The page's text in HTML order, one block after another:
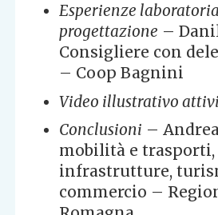
Esperienze
progettazione –
Consigliere con
– Coop Bagnini
Video illustrativo
Conclusioni –
mobilità e trasporti,
infrastrutture,
commercio –